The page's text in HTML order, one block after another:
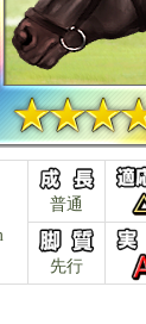
普通
先行